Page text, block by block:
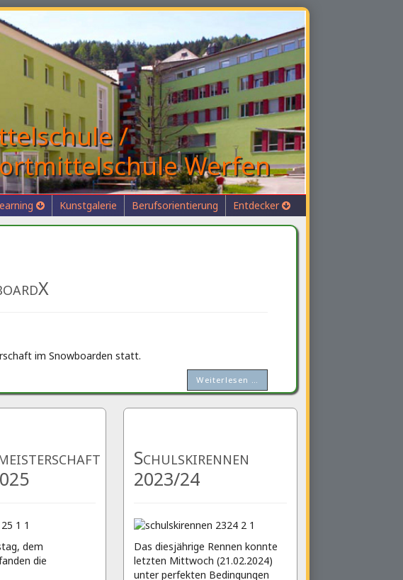
/
Werfen
Kunstgalerie Berufsorientierung Entdecker
im Snowboarden statt.
Weiterlesen …
dem
die
Schulskirennen
2023/24
Das diesjährige Rennen konnte
letzten Mittwoch (21.02.2024)
unter perfekten Bedingungen